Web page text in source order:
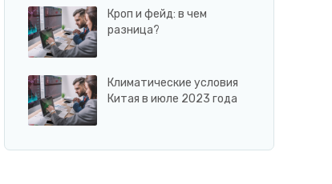
Кроп и фейд: в чем
разница?
Климатические условия
Китая в июле 2023 года